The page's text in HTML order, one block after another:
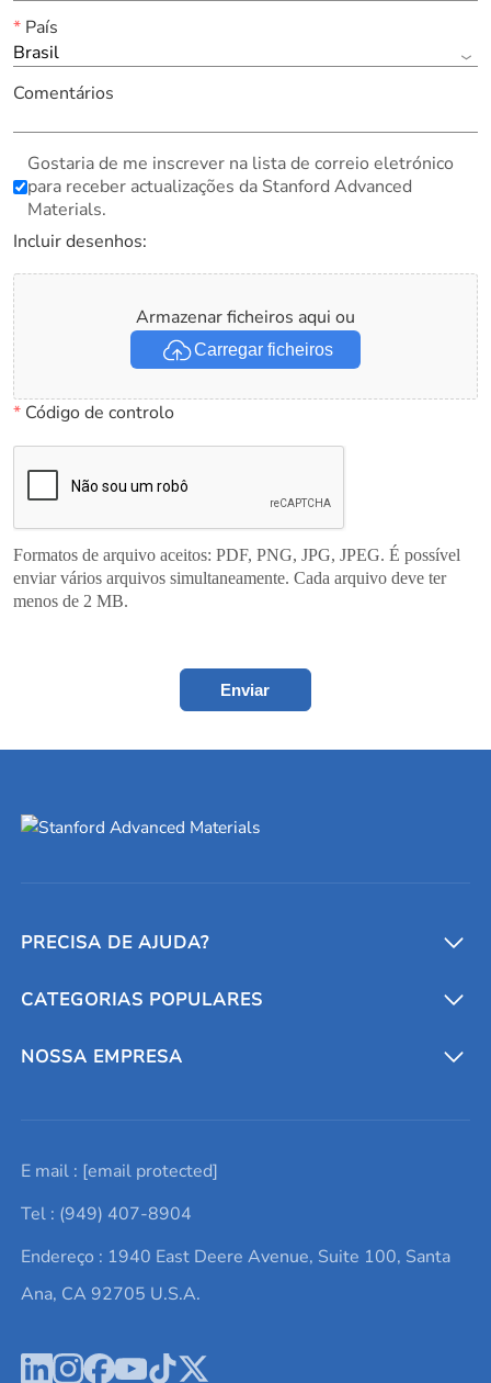
*País
Brasil
Comentários
Gostaria de me inscrever na lista de correio eletrónico
para receber actualizações da Stanford Advanced
Materials.
Incluir desenhos:
Armazenar ficheiros aqui ou
Carregar ficheiros
*Código de controlo
Formatos de arquivo aceitos: PDF, PNG, JPG, JPEG. É possível
enviar vários arquivos simultaneamente. Cada arquivo deve ter
menos de 2 MB.
Enviar
PRECISA DE AJUDA?
Conversores e calculadoras
Entre em contato conosco
Lista de consultas
Termos e Condições
Política de Privacidade
CATEGORIAS POPULARES
Metais refratários
Elementos de terras raras
Alvos de pulverização catódica
Ácido hialurônico
NOSSA EMPRESA
Promoções atuais
Notícias e blogs
Estudos de caso
E mail : [email protected]
Tel : (949) 407-8904
Endereço : 1940 East Deere Avenue, Suite 100, Santa
Ana, CA 92705 U.S.A.